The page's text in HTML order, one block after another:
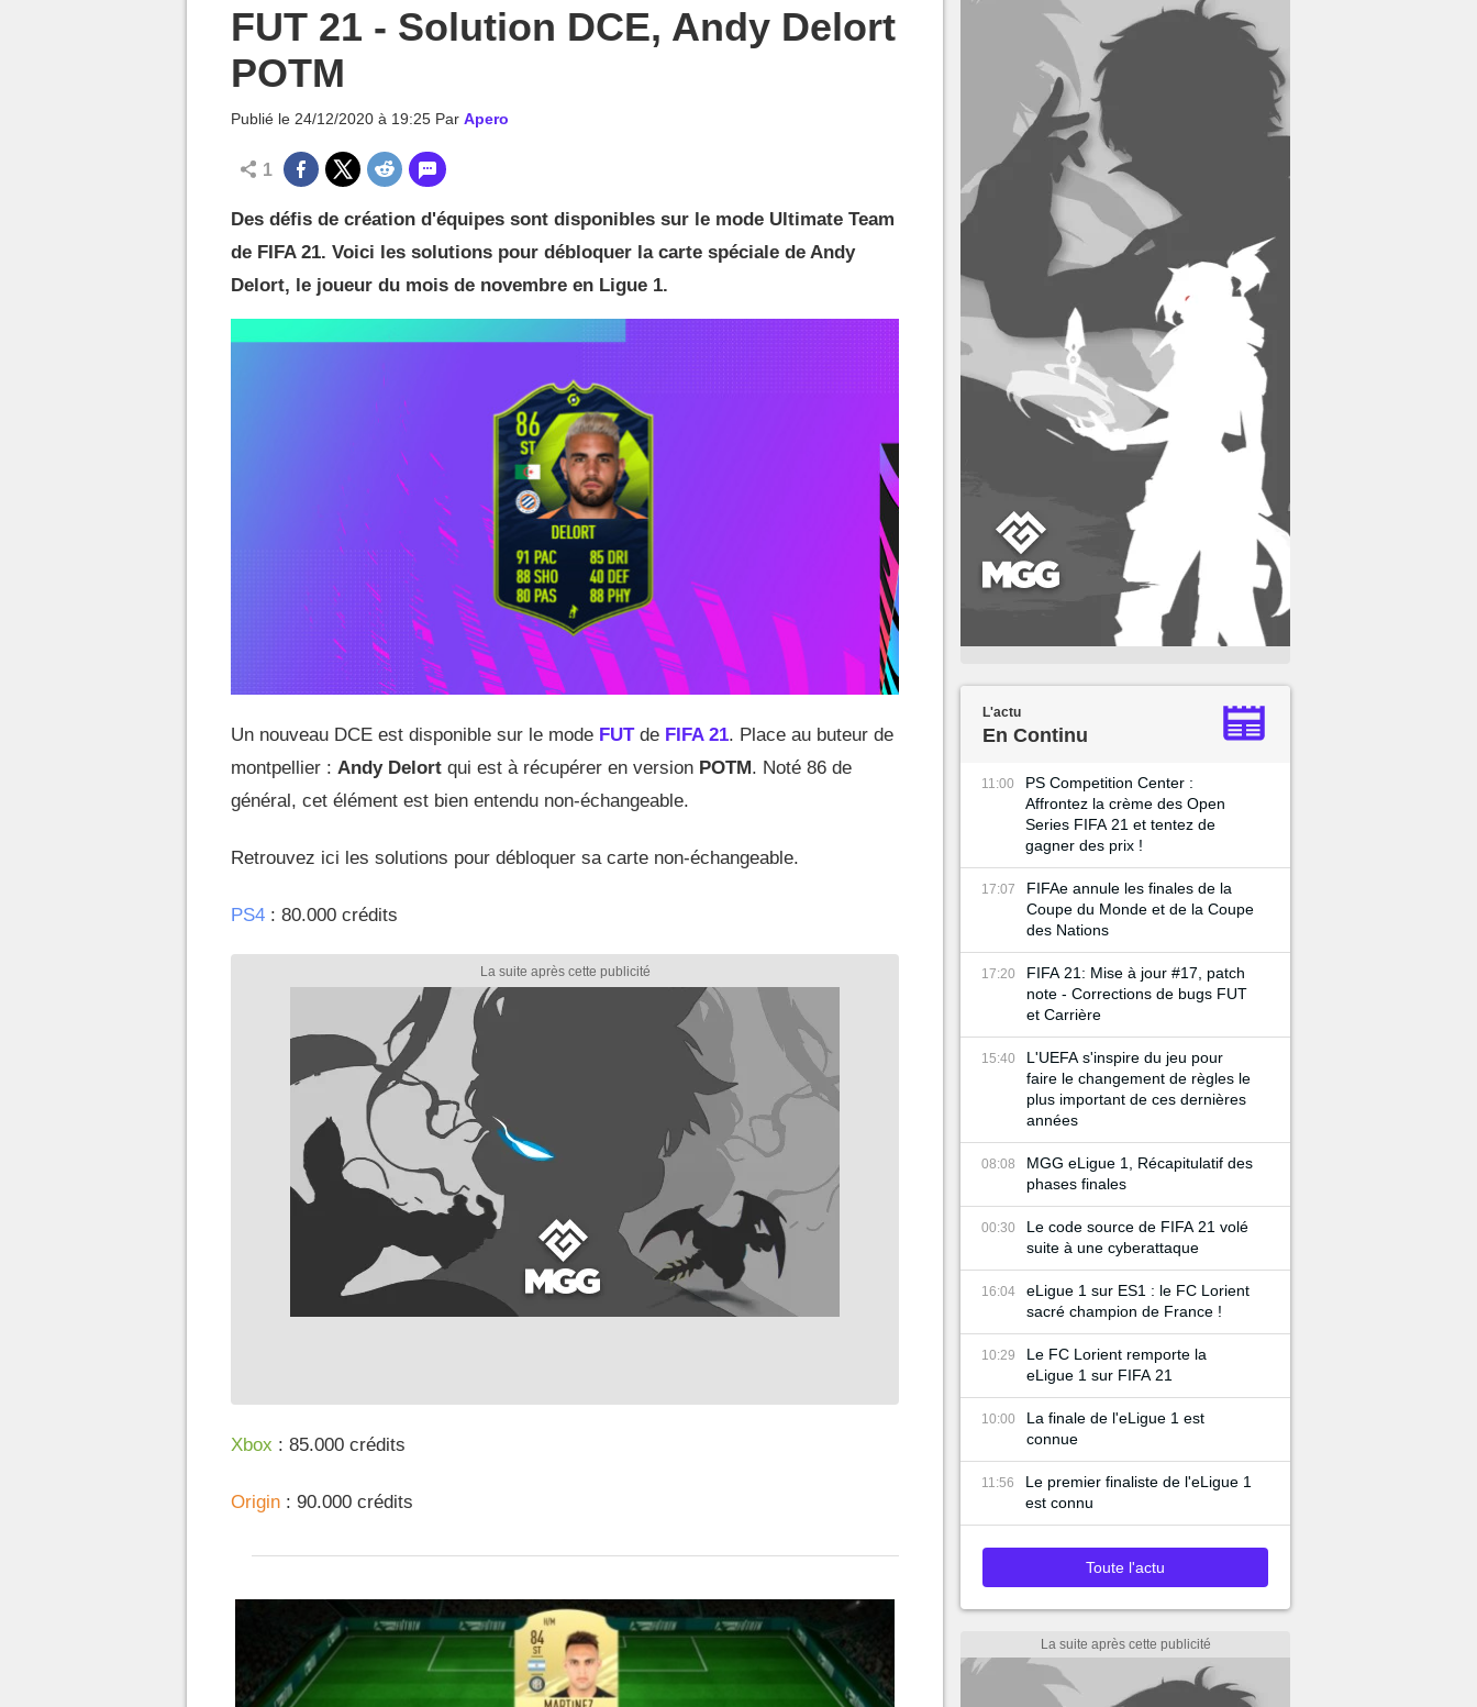
FUT 21 - Solution DCE, Andy Delort
POTM
Publié le 24/12/2020 à 19:25 Par Apero
1
Des défis de création d'équipes sont disponibles sur le mode Ultimate Team
de FIFA 21. Voici les solutions pour débloquer la carte spéciale de Andy
Delort, le joueur du mois de novembre en Ligue 1.
Un nouveau DCE est disponible sur le mode FUTde FIFA 21. Place au buteur de
montpellier : Andy Delort qui est à récupérer en version POTM. Noté 86 de
général, cet élément est bien entendu non-échangeable.
Retrouvez ici les solutions pour débloquer sa carte non-échangeable.
PS4 : 80.000 crédits
Xbox : 85.000 crédits
Origin : 90.000 crédits
L'actu
En Continu
11:00
PS Competition Center :
Affrontez la crème des Open
Series FIFA 21 et tentez de
gagner des prix !
17:07
FIFAe annule les finales de la
Coupe du Monde et de la Coupe
des Nations
17:20
FIFA 21: Mise à jour #17, patch
note - Corrections de bugs FUT
et Carrière
15:40
L'UEFA s'inspire du jeu pour
faire le changement de règles le
plus important de ces dernières
années
08:08
MGG eLigue 1, Récapitulatif des
phases finales
00:30
Le code source de FIFA 21 volé
suite à une cyberattaque
16:04
eLigue 1 sur ES1 : le FC Lorient
sacré champion de France !
10:29
Le FC Lorient remporte la
eLigue 1 sur FIFA 21
10:00
La finale de l'eLigue 1 est
connue
11:56
Le premier finaliste de l'eLigue 1
est connu
Toute l'actu